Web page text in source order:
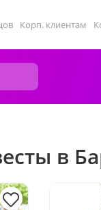
Корп. клиентам
в